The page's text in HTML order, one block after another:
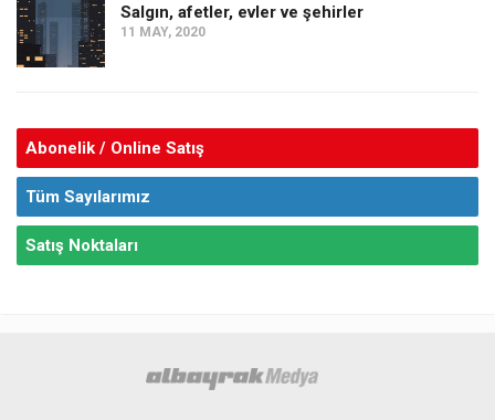
Salgın, afetler, evler ve şehirler
11 MAY, 2020
Abonelik / Online Satış
Tüm Sayılarımız
Satış Noktaları